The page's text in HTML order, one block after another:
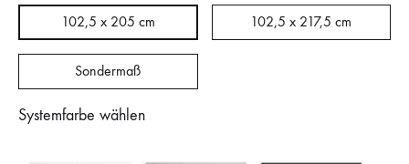
102,5 x 205 cm 102,5 x 217,5 cm
Sondermaß
Systemfarbe wählen